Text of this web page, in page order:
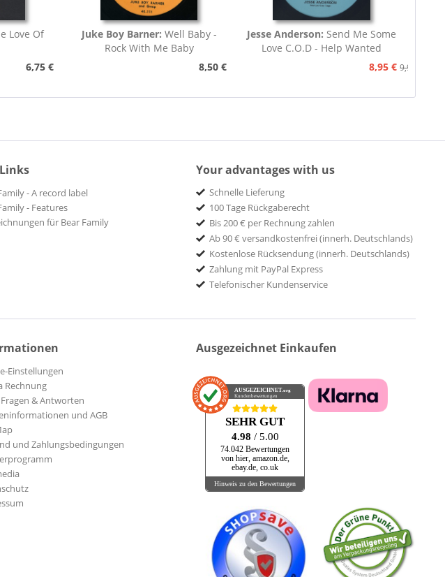
Love Of
6,75 €
Juke Boy Barner: Well Baby -
Rock With Me Baby
8,50 €
Jesse Anderson: Send Me Some
Love C.O.D - Help Wanted
8,95 € 9,95 €
- A record label
- Features
für Bear Family
Your advantages with us
Schnelle Lieferung
100 Tage Rückgaberecht
Bis 200 € per Rechnung zahlen
Ab 90 € versandkostenfrei (innerh. Deutschlands)
Kostenlose Rücksendung (innerh. Deutschlands)
Zahlung mit PayPal Express
Telefonischer Kundenservice
Einstellungen
Rechnung
Fragen & Antworten
und AGB
und Zahlungsbedingungen
Ausgezeichnet Einkaufen
AUSGEZEICHNET.org
Kundenbewertungen
SEHR GUT
4.98 / 5.00
74.042 Bewertungen
von hier, amazon.de,
ebay.de, co.uk
Hinweis zu den Bewertungen